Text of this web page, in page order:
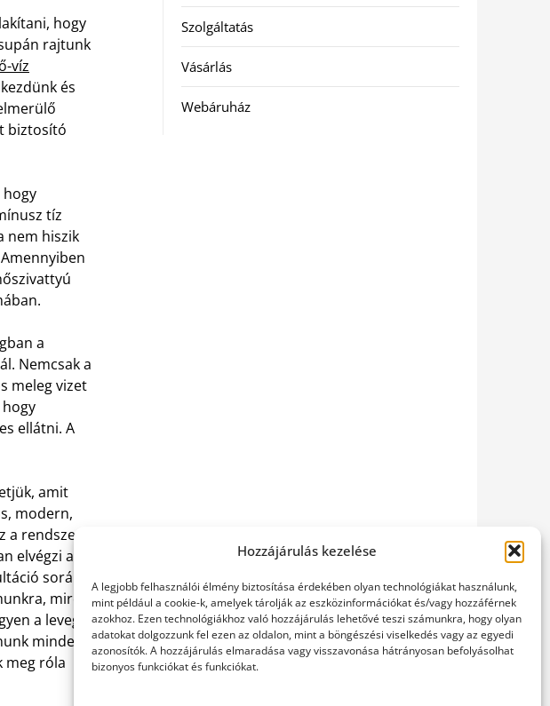
Hozzájárulás kezelése
A legjobb felhasználói élmény biztosítása érdekében olyan technológiákat használunk,
mint például a cookie-k, amelyek tárolják az eszközinformációkat és/vagy hozzáférnek
azokhoz. Ezen technológiákhoz való hozzájárulás lehetővé teszi számunkra, hogy olyan
adatokat dolgozzunk fel ezen az oldalon, mint a böngészési viselkedés vagy az egyedi
azonosítók. A hozzájárulás elmaradása vagy visszavonása hátrányosan befolyásolhat
bizonyos funkciókat és funkciókat.
hogy
rajtunk
víz
és
biztosító
tíz
nem hiszik
a
Nemcsak a
meleg vizet
ellátni. A
amit
modern,
a rendszer
elvégzi a
során
mire
a levegő-
minden
meg róla
Szolgáltatás
Vásárlás
Webáruház